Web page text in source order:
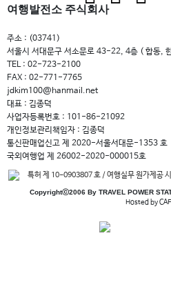
여행발전소 주식회사
주소 : (03741)
서울시 서대문구 서소문로 43-22, 4층 ( 합동,
TEL : 02-723-2100
FAX : 02-771-7765
jdkim100@hanmail.net
대표 : 김종덕
사업자등록번호 : 101-86-21092
개인정보관리책임자 : 김종덕
통신판매업신고 제 2020-서울서대문-1353 호
국외여행업 제 26002-2020-000015호
특허 제 10-0903807 호 / 여행실무 원가제공
Copyrightⓒ2006 By TRAVEL POWER
Hosted by